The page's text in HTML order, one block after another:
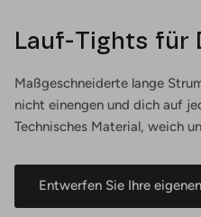
Lauf-Tights für
Maßgeschneiderte lange
nicht einengen und dich auf
Technisches Material, weich
Entwerfen Sie Ihre